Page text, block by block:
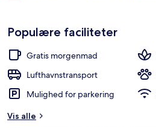
Populære faciliteter
Gratis morgenmad
Lufthavnstransport
Mulighed for parkering
Vis alle